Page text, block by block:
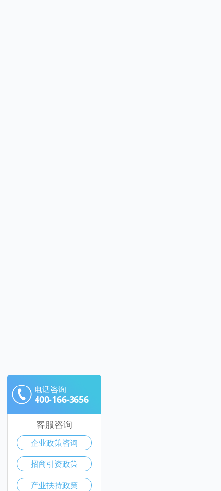
电话咨询
400-166-3656
客服咨询
企业政策咨询
招商引资政策
产业扶持政策